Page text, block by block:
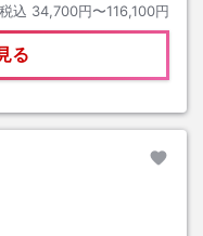
税込 34,700円〜116,100円
る